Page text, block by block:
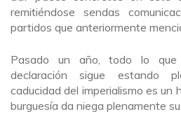
remitiéndose sendas
partidos que anteriormente
Pasado un año, todo lo
declaración sigue estando
caducidad del imperialismo es un
burguesía da niega plenamente